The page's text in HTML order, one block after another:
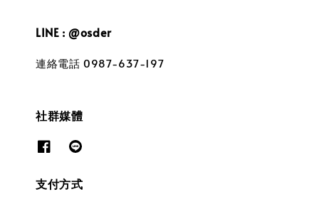
LINE : @osder
連絡電話 0987-637-197
社群媒體
支付方式